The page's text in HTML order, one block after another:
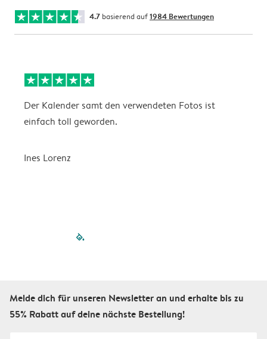
4.7 basierend auf1984 Bewertungen
Der Kalender samt den verwendeten Fotos ist
einfach toll geworden.
Ines Lorenz
filled-pagination
Melde dich für unseren Newsletter an und erhalte bis zu
55% Rabatt auf deine nächste Bestellung!